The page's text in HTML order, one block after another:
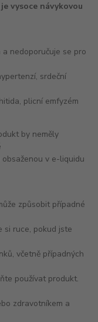
vysoce návykovou
nedoporučuje se pro
srdeční
plicní emfyzém
by neměly
v e-liquidu
způsobit případné
si ruce, pokud jste
včetně případných
používat produkt.
zdravotníkem a